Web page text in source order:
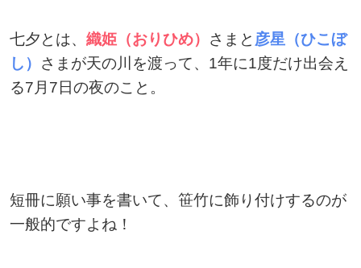
七夕とは、 織姫（おりひめ） さまと 彦星（ひこぼ
し） さまが天の川を渡って、1年に1度だけ出会え
る7月7日の夜のこと。
短冊に願い事を書いて、笹竹に飾り付けするのが
一般的ですよね！